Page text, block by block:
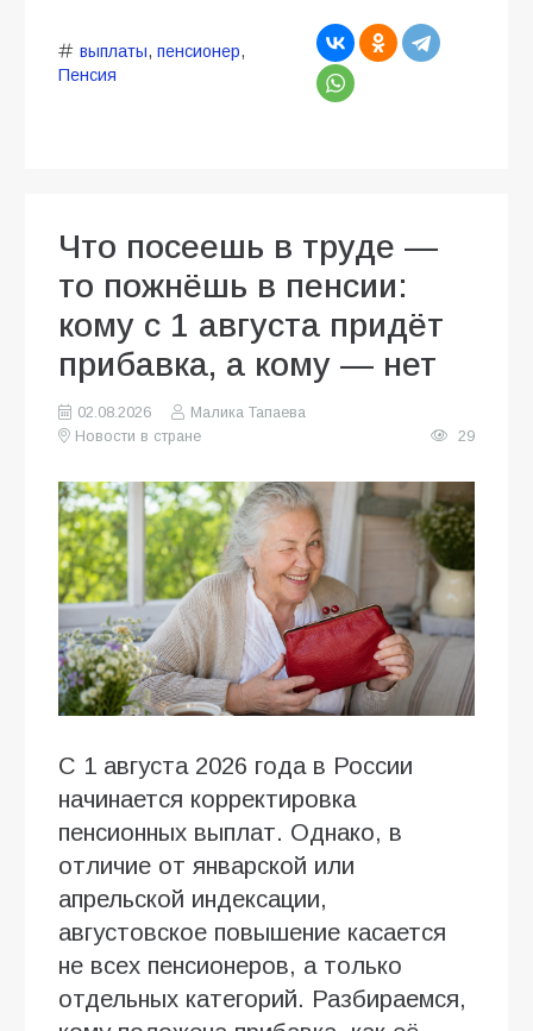
выплаты, пенсионер,
Пенсия
Что посеешь в труде —
то пожнёшь в пенсии:
кому с 1 августа придёт
прибавка, а кому — нет
02.08.2026
Малика Тапаева
Новости в стране
29
С 1 августа 2026 года в России
начинается корректировка
пенсионных выплат. Однако, в
отличие от январской или
апрельской индексации,
августовское повышение касается
не всех пенсионеров, а только
отдельных категорий. Разбираемся,